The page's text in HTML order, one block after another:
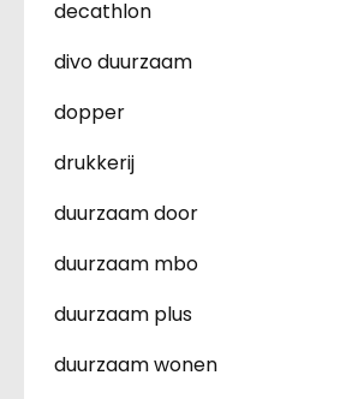
decathlon
divo duurzaam
dopper
drukkerij
duurzaam door
duurzaam mbo
duurzaam plus
duurzaam wonen